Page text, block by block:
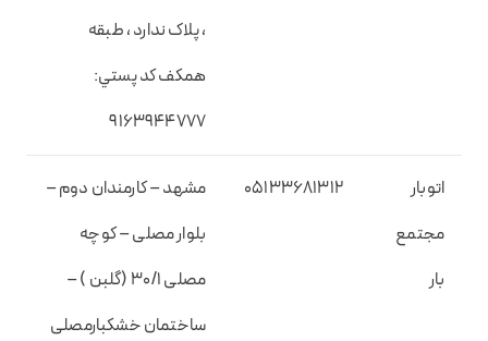
، پلاک ندارد ، طبقه
همکف کد پستي:
9163944777
اتوبار
مجتمع
بار
05133681312
مشهد – کارمندان دوم –
بلوار مصلی – کوچه
مصلی 30/1 (گلبن ) –
ساختمان خشکبارمصلی